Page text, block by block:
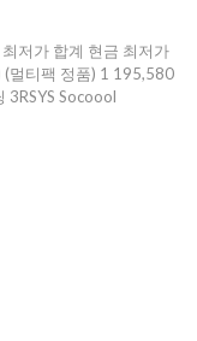
저가 합계 현금 최저가
멀티팩 정품) 1 195,580
Socoool